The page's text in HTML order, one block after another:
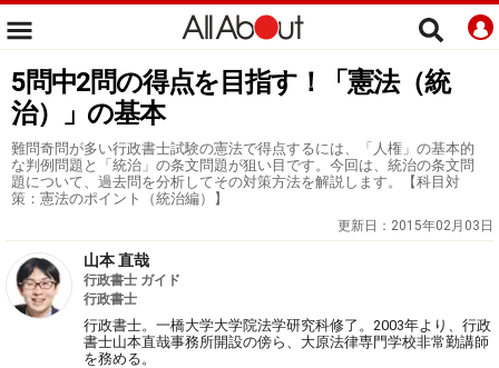
5問中2問の得点を目指す！「憲法（統
治）」の基本
難問奇問が多い行政書士試験の憲法で得点するには、「人権」の基本的
な判例問題と「統治」の条文問題が狙い目です。今回は、統治の条文問
題について、過去問を分析してその対策方法を解説します。【科目対
策：憲法のポイント（統治編）】
更新日： 2015年02月03日
山本 直哉
行政書士 ガイド
行政書士
行政書士。一橋大学大学院法学研究科修了。2003年より、行政
書士山本直哉事務所開設の傍ら、大原法律専門学校非常勤講師
を務める。